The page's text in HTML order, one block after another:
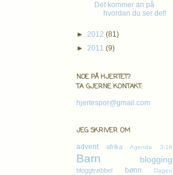
Det kommer an på
hvordan du ser det!
► 2012 (81)
► 2011 (9)
NOE PÅ HJERTET?
TA GJERNE KONTAKT:
hjertespor@gmail.com
JEG SKRIVER OM
advent afrika Agenda 3:16
Barn blogging
bloggtrøbbel bønn Dagen